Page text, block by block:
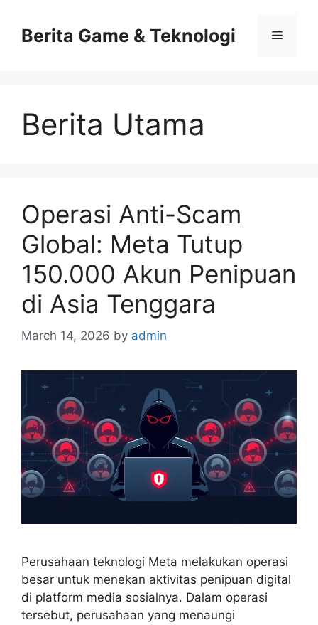
contentBerita Game & Teknologi Menu
Berita Utama
Operasi Anti-Scam
Global: Meta Tutup
150.000 Akun Penipuan
di Asia Tenggara
March 14, 2026 by admin
Perusahaan teknologi Meta melakukan operasi
besar untuk menekan aktivitas penipuan digital
di platform media sosialnya. Dalam operasi
tersebut, perusahaan yang menaungi